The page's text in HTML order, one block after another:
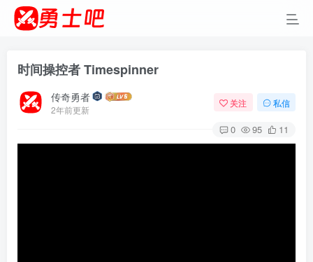
时间操控者 Timespinner
传奇勇者
2年前更新
关注 私信
0 95 11